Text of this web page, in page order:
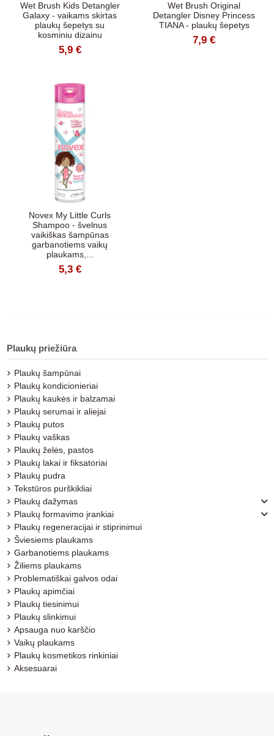
Wet Brush Kids Detangler
Galaxy - vaikams skirtas
plaukų šepetys su
kosminiu dizainu
5,9 €
Wet Brush Original
Detangler Disney Princess
TIANA - plaukų šepetys
7,9 €
Novex My Little Curls
Shampoo - švelnus
vaikiškas šampūnas
garbanotiems vaikų
plaukams,...
5,3 €
Plaukų priežiūra
Plaukų šampūnai
Plaukų kondicionieriai
Plaukų kaukės ir balzamai
Plaukų serumai ir aliejai
Plaukų putos
Plaukų vaškas
Plaukų želės, pastos
Plaukų lakai ir fiksatoriai
Plaukų pudra
Tekstūros purškikliai
Plaukų dažymas
Plaukų formavimo įrankiai
Plaukų regeneracijai ir stiprinimui
Šviesiems plaukams
Garbanotiems plaukams
Žiliems plaukams
Problematiškai galvos odai
Plaukų apimčiai
Plaukų tiesinimui
Plaukų slinkimui
Apsauga nuo karščio
Vaikų plaukams
Plaukų kosmetikos rinkiniai
Aksesuarai